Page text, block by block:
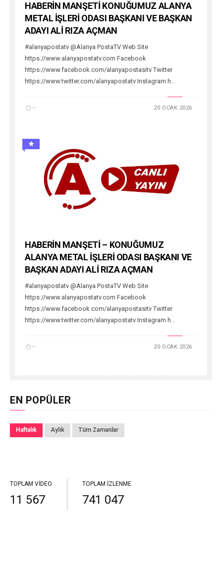
HABERİN MANŞETİ KONUĞUMUZ ALANYA
METAL İŞLERİ ODASI BAŞKANI VE BAŞKAN
ADAYI ALİ RIZA AÇMAN
#alanyapostatv @Alanya PostaTV Web Site
https://www.alanyapostatv.com Facebook
https://www.facebook.com/alanyapostasitv Twitter
https://www.twitter.com/alanyapostatv Instagram h...
-- 20 OCAK 2026
HABERİN MANŞETİ – KONUĞUMUZ
ALANYA METAL İŞLERİ ODASI BAŞKANI VE
BAŞKAN ADAYI ALİ RIZA AÇMAN
#alanyapostatv @Alanya PostaTV Web Site
https://www.alanyapostatv.com Facebook
https://www.facebook.com/alanyapostasitv Twitter
https://www.twitter.com/alanyapostatv Instagram h...
-- 20 OCAK 2026
EN POPÜLER
Haftalık Aylık Tüm Zamanlar
TOPLAM VIDEO
11 567
TOPLAM İZLENME
741 047